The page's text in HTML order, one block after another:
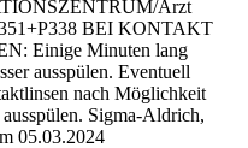
Arzt
BEI KONTAKT
Einige Minuten lang
ausspülen. Eventuell
nach Möglichkeit
Sigma-Aldrich,
05.03.2024